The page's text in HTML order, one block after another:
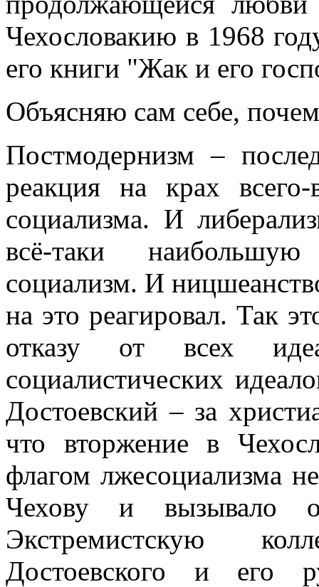
поводу. По
подсознаний в
то, знаемом и рожденном
нигде уточнять и
Чехословакию в 1968
его книги "Жак и его
Объясняю сам себе,
Постмодернизм –
реакция на крах
социализма. И
всё-таки
социализм. И
на это реагировал. Так
отказу от всех
социалистических
Достоевский – за
что вторжение в
флагом лжесоциализма
Чехову и вызывало
Экстремистскую
Достоевского и его